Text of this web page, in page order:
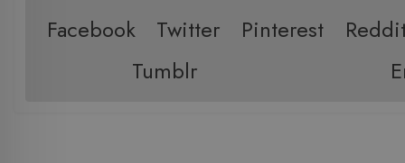
Facebook Twitter Pinterest
Tumblr